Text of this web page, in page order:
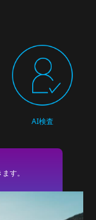
AI検査
す。